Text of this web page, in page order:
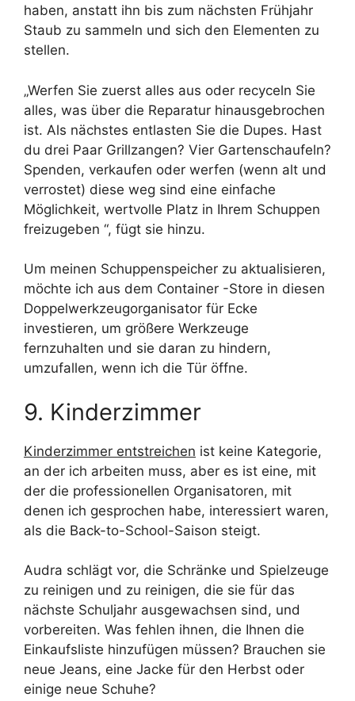
haben, anstatt ihn bis zum nächsten Frühjahr
Staub zu sammeln und sich den Elementen zu
stellen.
„Werfen Sie zuerst alles aus oder recyceln Sie
alles, was über die Reparatur hinausgebrochen
ist. Als nächstes entlasten Sie die Dupes. Hast
du drei Paar Grillzangen? Vier Gartenschaufeln?
Spenden, verkaufen oder werfen (wenn alt und
verrostet) diese weg sind eine einfache
Möglichkeit, wertvolle Platz in Ihrem Schuppen
freizugeben “, fügt sie hinzu.
Um meinen Schuppenspeicher zu aktualisieren,
möchte ich aus dem Container -Store in diesen
Doppelwerkzeugorganisator für Ecke
investieren, um größere Werkzeuge
fernzuhalten und sie daran zu hindern,
umzufallen, wenn ich die Tür öffne.
9. Kinderzimmer
Kinderzimmer entstreichen ist keine Kategorie,
an der ich arbeiten muss, aber es ist eine, mit
der die professionellen Organisatoren, mit
denen ich gesprochen habe, interessiert waren,
als die Back-to-School-Saison steigt.
Audra schlägt vor, die Schränke und Spielzeuge
zu reinigen und zu reinigen, die sie für das
nächste Schuljahr ausgewachsen sind, und
vorbereiten. Was fehlen ihnen, die Ihnen die
Einkaufsliste hinzufügen müssen? Brauchen sie
neue Jeans, eine Jacke für den Herbst oder
einige neue Schuhe?